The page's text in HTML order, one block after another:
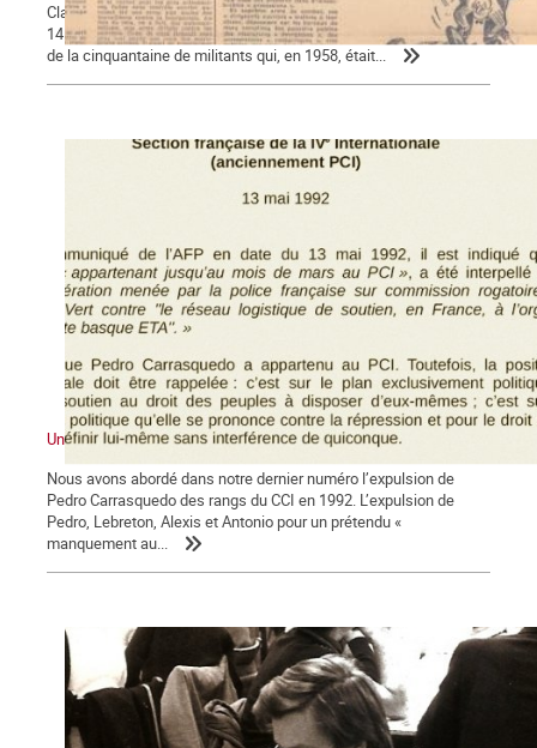
Claude Monnier, vieux militant trotskyste a mis fin à ses jours le
14 mars, à l’âge de 88 ans. Il est l’un des derniers, sinon le dernier
de la cinquantaine de militants qui, en 1958, était...
Une expulsion liquidatrice
Nous avons abordé dans notre dernier numéro l’expulsion de
Pedro Carrasquedo des rangs du CCI en 1992. L’expulsion de
Pedro, Lebreton, Alexis et Antonio pour un prétendu «
manquement au...